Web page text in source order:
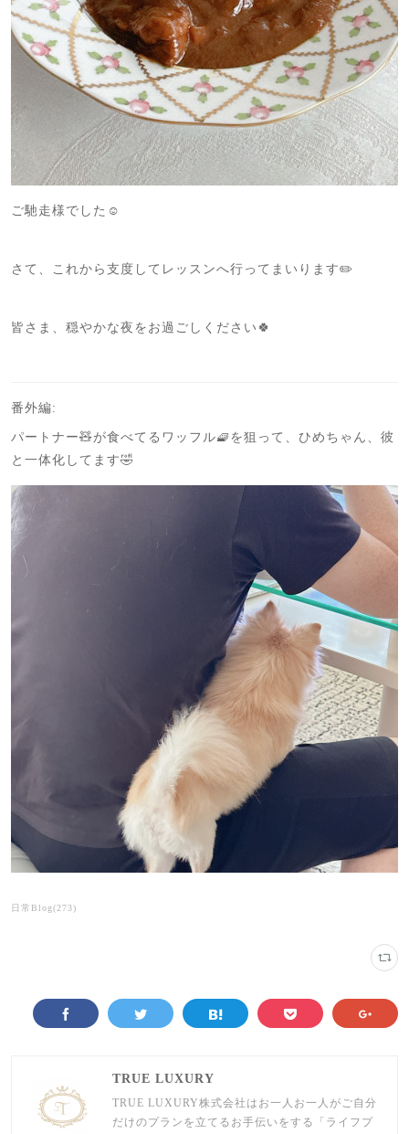
ご馳走様でした☺️
さて、これから支度してレッスンへ行ってまいります✏️
皆さま、穏やかな夜をお過ごしください🍀
番外編:
パートナー🧸が食べてるワッフル🧇を狙って、ひめちゃん、彼
と一体化してます🤣
日常Blog(273)
TRUE LUXURY
TRUE LUXURY株式会社はお一人お一人がご自分
だけのプランを立てるお手伝いをする「ライフプ